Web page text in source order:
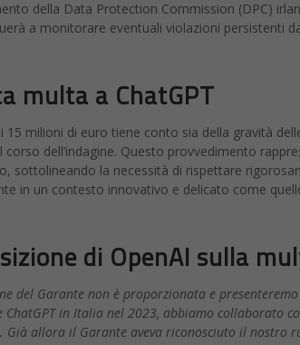
della Data Protection Commission (DPC)
a monitorare eventuali violazioni persistenti
multa a ChatGPT
15 milioni di euro tiene conto sia della gravità
corso dell’indagine. Questo provvedimento
sottolineando la necessità di rispettare
in un contesto innovativo e delicato come
di OpenAI sulla
del Garante non è proporzionata e
ChatGPT in Italia nel 2023, abbiamo collaborato
Già allora il Garante aveva riconosciuto il